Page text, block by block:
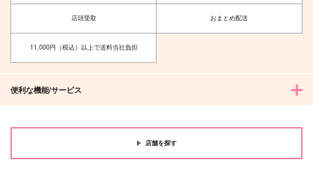
店頭受取 おまとめ配送
11,000円（税込）以上で送料当社負担
便利な機能/サービス
店舗を探す